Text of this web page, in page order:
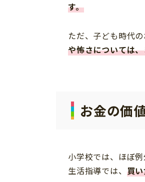
す。
ただ、子ども時代
や怖さについては
お金の価
小学校では、ほぼ
生活指導では、 買